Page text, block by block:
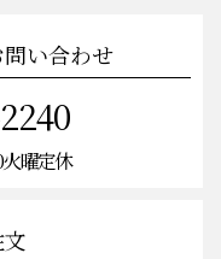
い合わせ
曜定休